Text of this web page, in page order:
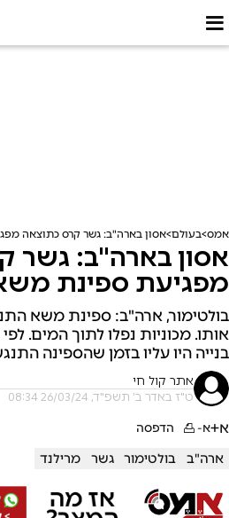
אמס בעולם אסון בארה"ב: גשר קרס כתוצאה
אסון בארה"ב: גשר
מפגיעת ספינת
בולטימור, ארה"ב: ספינת משא
בנייה היו עליו בזמן שהספינה
אתר קול חי
ט"ז באדר ב׳ תשפ"ד, 26/03/24 08:34
א+א- הדפסה
ארה"ב בולטימור גשר מרילנד